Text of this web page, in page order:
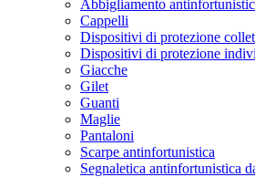
Abbigliamento
Cappelli
Dispositivi di protezione
Dispositivi di protezione
Giacche
Gilet
Guanti
Maglie
Pantaloni
Scarpe antinfortunistica
Segnaletica antinfortunistica